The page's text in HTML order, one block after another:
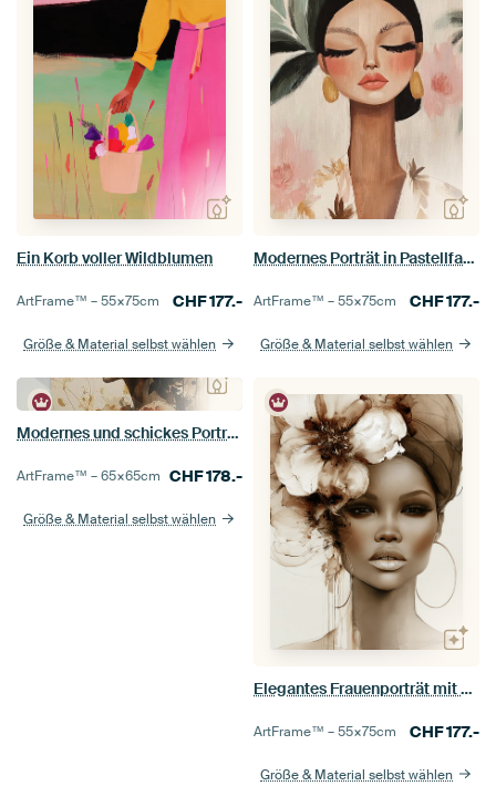
Ein Korb voller Wildblumen
ArtFrame™ –55×75cm CHF177.-
Größe & Material selbst wählen
Modernes Porträt in Pastellfarben
ArtFrame™ –55×75cm CHF177.-
Größe & Material selbst wählen
Modernes und schickes Porträt einer Frau mit Blumen in Erdtönen
ArtFrame™ –65×65cm CHF178.-
Größe & Material selbst wählen
Elegantes Frauenporträt mit Blumen in Erdtönen
ArtFrame™ –55×75cm CHF177.-
Größe & Material selbst wählen